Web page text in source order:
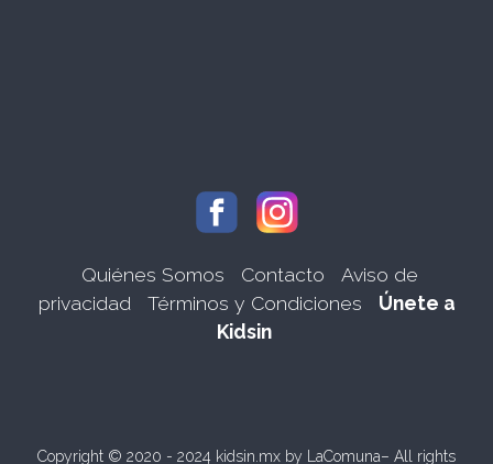
Quiénes Somos Contacto
Aviso de
privacidad
Términos y Condiciones
Únete a
Kidsin
Copyright © 2020 - 2024 kidsin.mx by LaComuna– All rights